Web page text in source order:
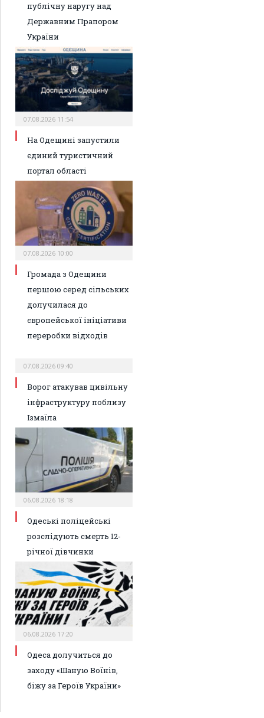
публічну наругу над
Державним Прапором
України
07.08.2026 11:54
На Одещині запустили
єдиний туристичний
портал області
07.08.2026 10:00
Громада з Одещини
першою серед сільських
долучилася до
європейської ініціативи
переробки відходів
07.08.2026 09:40
Ворог атакував цивільну
інфраструктуру поблизу
Ізмаїла
06.08.2026 18:18
Одеські поліцейські
розслідують смерть 12-
річної дівчинки
06.08.2026 17:20
Одеса долучиться до
заходу «Шаную Воїнів,
біжу за Героїв України»